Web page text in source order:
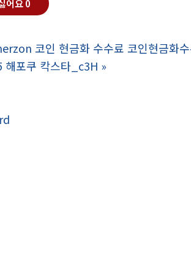
어요0
코인 현금화 수수료 코인현금화
포쿠 칵스타_c3H »